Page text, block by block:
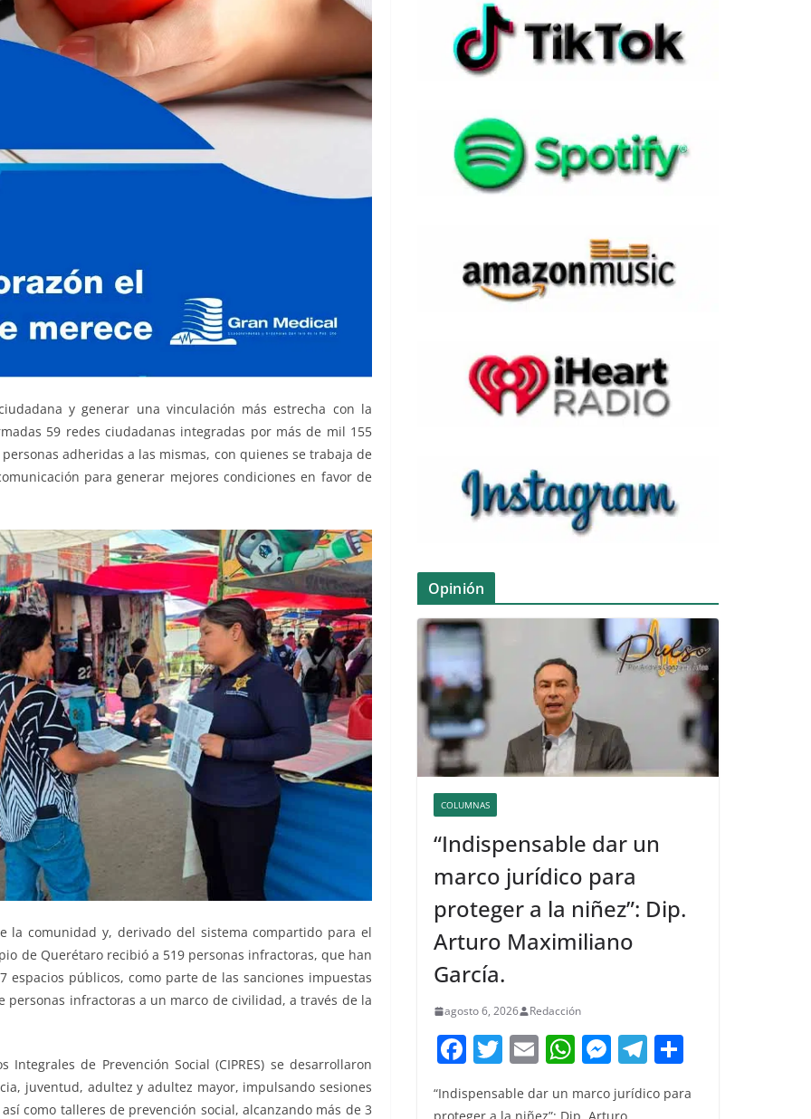
y generar una vinculación más estrecha con la
59 redes ciudadanas integradas por más de mil 155
adheridas a las mismas, con quienes se trabaja de
para generar mejores condiciones en favor de
la comunidad y, derivado del sistema compartido para el
de Querétaro recibió a 519 personas infractoras, que han
públicos, como parte de las sanciones impuestas
infractoras a un marco de civilidad, a través de la
de Prevención Social (CIPRES) se desarrollaron
juventud, adultez y adultez mayor, impulsando sesiones
como talleres de prevención social, alcanzando más de 3
Opinión
COLUMNAS
“Indispensable dar un
marco jurídico para
proteger a la niñez”: Dip.
Arturo Maximiliano
García.
agosto 6, 2026 Redacción
F
c
T
w
itt
E
ai
W
at
M
e
ss
T
e m
“Indispensable dar un marco jurídico para